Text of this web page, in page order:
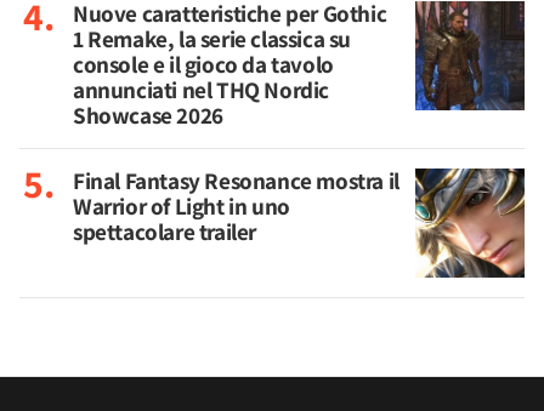
Nuove caratteristiche per Gothic
1 Remake, la serie classica su
console e il gioco da tavolo
annunciati nel THQ Nordic
Showcase 2026
Final Fantasy Resonance mostra il
Warrior of Light in uno
spettacolare trailer